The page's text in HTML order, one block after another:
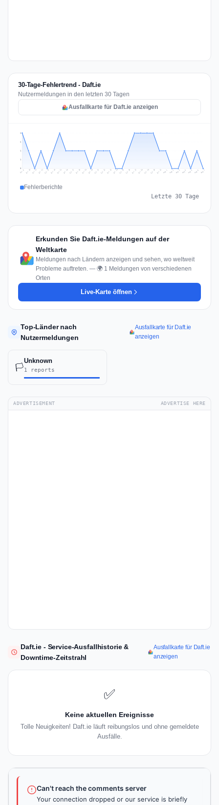
30-Tage-Fehlertrend - Daft.ie
Nutzermeldungen in den letzten 30 Tagen
Ausfallkarte für Daft.ie anzeigen
1
1
2
2
Jul 9 Jul 10 Jul 11 Jul 12 Jul 13 Jul 14 Jul 15 Jul 16 Jul 17 Jul 18 Jul 19 Jul 20 Jul 21 Jul 22 Jul 23 Jul 24 Jul 25 Jul 26 Jul 27 Jul 28 Jul 29 Jul 30 Jul 31 Aug 1 Aug 2 Aug 3 Aug 4 Aug 5 Aug 6 Aug 7
Fehlerberichte
Letzte 30 Tage
Erkunden Sie Daft.ie-Meldungen auf der
Weltkarte
Meldungen nach Ländern anzeigen und sehen, wo weltweit
Probleme auftreten. — 🌍 1 Meldungen von verschiedenen
Orten
Live-Karte öffnen
Top-Länder nach
Nutzermeldungen
Ausfallkarte für Daft.ie
anzeigen
🏳️
Unknown
1 reports
ADVERTISEMENT ADVERTISE HERE
Daft.ie - Service-Ausfallhistorie &
Downtime-Zeitstrahl
Ausfallkarte für Daft.ie
anzeigen
✅
Keine aktuellen Ereignisse
Tolle Neuigkeiten! Daft.ie läuft reibungslos und ohne gemeldete
Ausfälle.
Can't reach the comments server
Your connection dropped or our service is briefly